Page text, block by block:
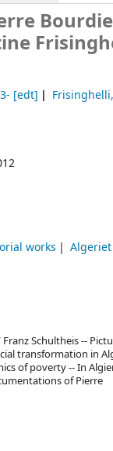
[edt]
works
Schultheis --
transformation in
of poverty -- In
of Pierre